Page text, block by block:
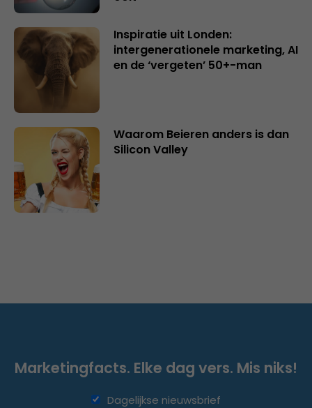
Inspiratie uit Londen:
intergenerationele marketing, AI
en de ‘vergeten’ 50+-man
Waarom Beieren anders is dan
Silicon Valley
Marketingfacts. Elke dag vers. Mis niks!
Dagelijkse nieuwsbrief